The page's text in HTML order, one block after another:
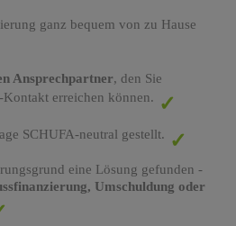
ganz bequem von zu Hause
Ansprechpartner, den Sie
erreichen können.
SCHUFA-neutral gestellt.
eine Lösung gefunden -
Umschuldung oder